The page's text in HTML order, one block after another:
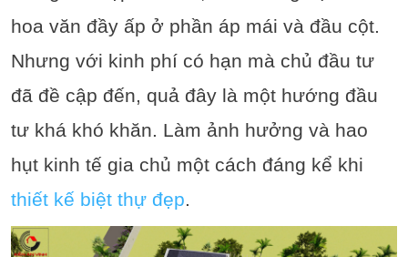
hoa văn đầy ấp ở phần áp mái và đầu cột.
Nhưng với kinh phí có hạn mà chủ đầu tư
đã đề cập đến, quả đây là một hướng đầu
tư khá khó khăn. Làm ảnh hưởng và hao
hụt kinh tế gia chủ một cách đáng kể khi
thiết kế biệt thự đẹp.